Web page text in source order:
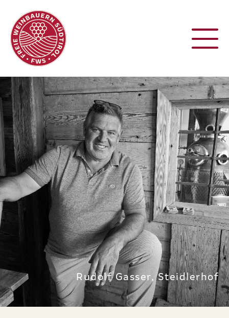
Rudolf Gasser, Steidlerhof